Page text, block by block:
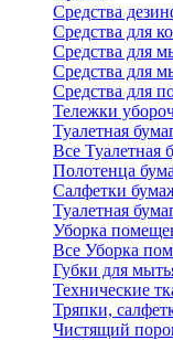
Средства
Средства для
Средства для
Средства для
Средства для
Тележки
Туалетная
Все Туалетная
Полотенца
Салфетки
Туалетная
Уборка
Все Уборка
Губки для
Технические
Тряпки,
Чистящий